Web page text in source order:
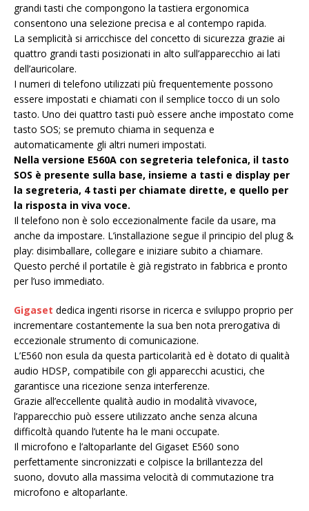
grandi tasti che compongono la tastiera ergonomica
consentono una selezione precisa e al contempo rapida.
La semplicità si arricchisce del concetto di sicurezza grazie ai
quattro grandi tasti posizionati in alto sull’apparecchio ai lati
dell’auricolare.
I numeri di telefono utilizzati più frequentemente possono
essere impostati e chiamati con il semplice tocco di un solo
tasto. Uno dei quattro tasti può essere anche impostato come
tasto SOS; se premuto chiama in sequenza e
automaticamente gli altri numeri impostati.
Nella versione E560A con segreteria telefonica, il tasto
SOS è presente sulla base, insieme a tasti e display per
la segreteria, 4 tasti per chiamate dirette, e quello per
la risposta in viva voce.
Il telefono non è solo eccezionalmente facile da usare, ma
anche da impostare. L’installazione segue il principio del plug &
play: disimballare, collegare e iniziare subito a chiamare.
Questo perché il portatile è già registrato in fabbrica e pronto
per l’uso immediato.
Gigaset dedica ingenti risorse in ricerca e sviluppo proprio per
incrementare costantemente la sua ben nota prerogativa di
eccezionale strumento di comunicazione.
L’E560 non esula da questa particolarità ed è dotato di qualità
audio HDSP, compatibile con gli apparecchi acustici, che
garantisce una ricezione senza interferenze.
Grazie all’eccellente qualità audio in modalità vivavoce,
l’apparecchio può essere utilizzato anche senza alcuna
difficoltà quando l’utente ha le mani occupate.
Il microfono e l’altoparlante del Gigaset E560 sono
perfettamente sincronizzati e colpisce la brillantezza del
suono, dovuto alla massima velocità di commutazione tra
microfono e altoparlante.